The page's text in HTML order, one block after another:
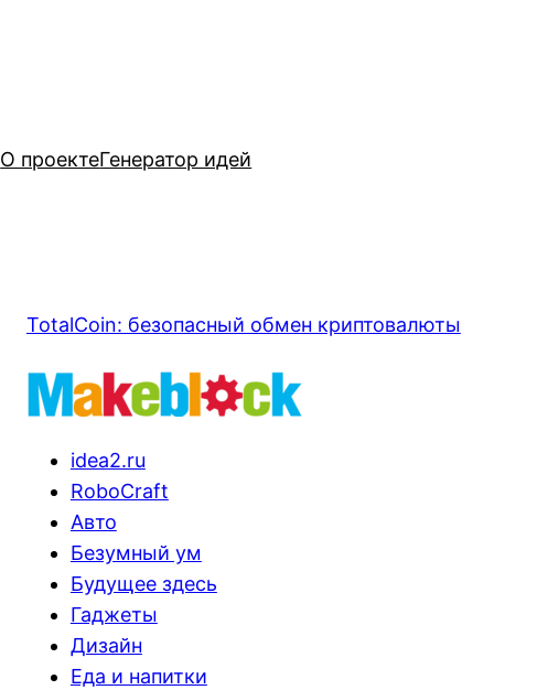
О проектеГенератор идей
TotalCoin: безопасный обмен криптовалюты
idea2.ru
RoboCraft
Авто
Безумный ум
Будущее здесь
Гаджеты
Дизайн
Еда и напитки